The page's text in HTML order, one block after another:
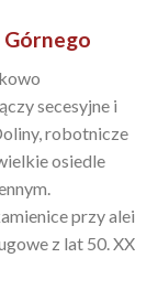
secesyjne i
robotnicze
osiedle
przy alei
z lat 50. XX